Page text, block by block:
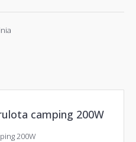
camping 200W
200W